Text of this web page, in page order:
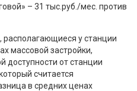
– 31 тыс.руб./мес. против
у станции
массовой застройки,
доступности от станции
считается
в средних ценах